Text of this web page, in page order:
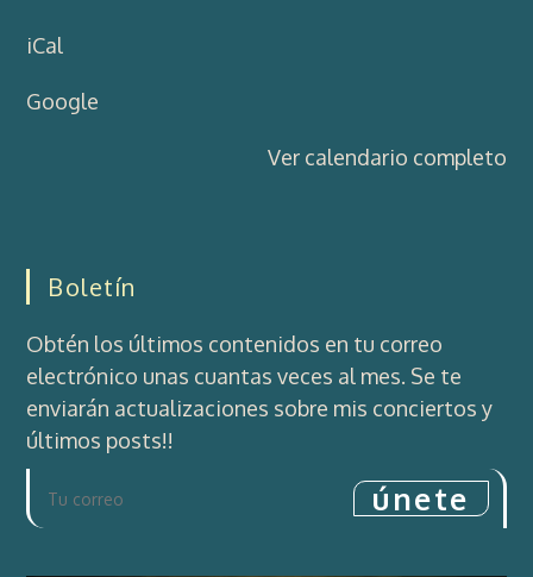
iCal
Google
Ver calendario completo
Boletín
Obtén los últimos contenidos en tu correo
electrónico unas cuantas veces al mes. Se te
enviarán actualizaciones sobre mis conciertos y
últimos posts!!
únete